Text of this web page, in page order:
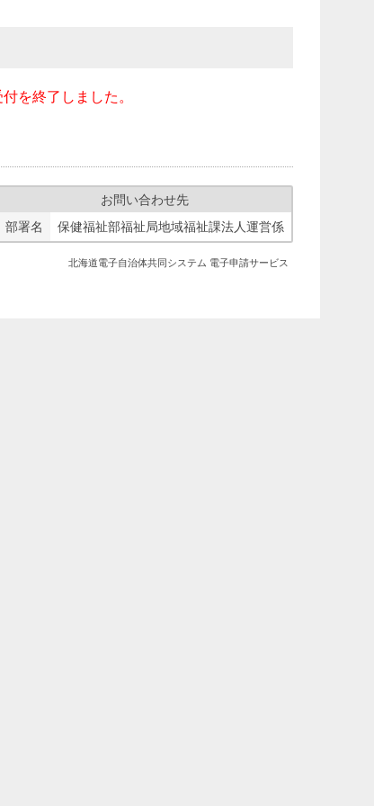
を終了しました。
お問い合わせ先
部署名
保健福祉部福祉局地域福祉課法人運営係
北海道電子自治体共同システム 電子申請サービス